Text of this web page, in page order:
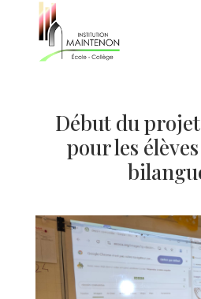
Début du
pour les